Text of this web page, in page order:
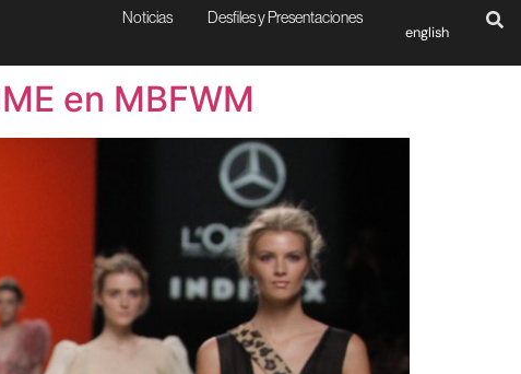
Noticias Desfiles y Presentaciones
english
en MBFWM